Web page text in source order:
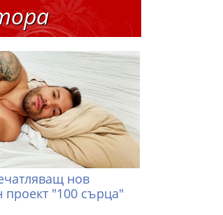
нов
проект "100 сърца"